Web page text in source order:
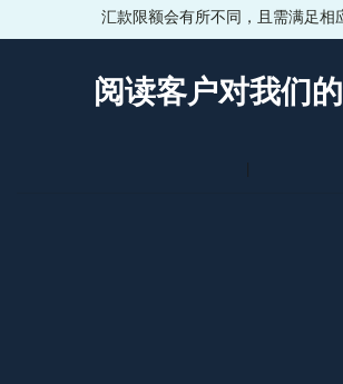
汇款限额会有所不同，且需满足相
阅读客户对我们